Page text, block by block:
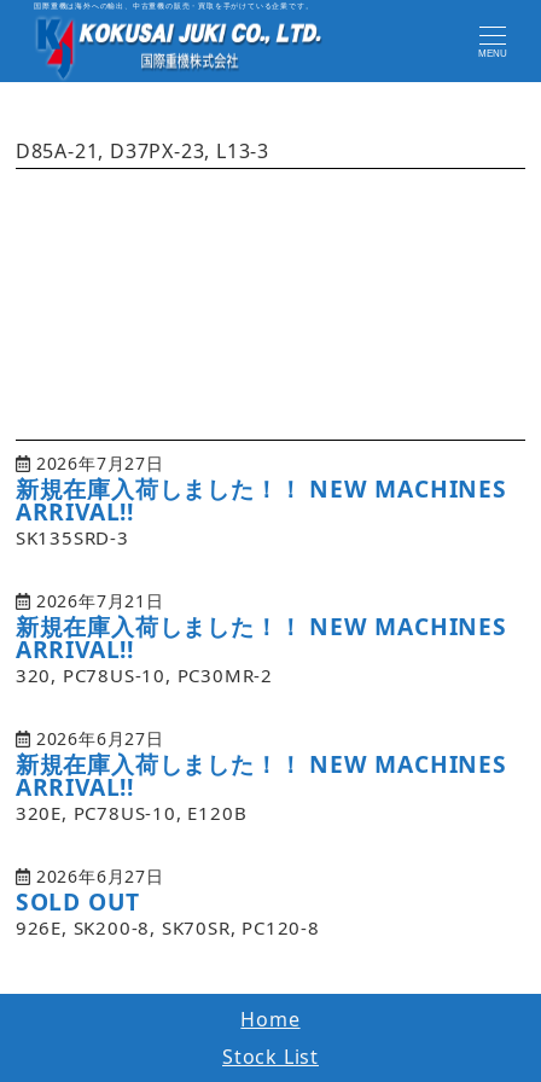
国際重機は海外への輸出、中古重機の販売・買取を手がけている企業です。
MENU
D85A-21, D37PX-23, L13-3
2026年7月27日
新規在庫入荷しました！！ NEW MACHINES
ARRIVAL!!
SK135SRD-3
2026年7月21日
新規在庫入荷しました！！ NEW MACHINES
ARRIVAL!!
320, PC78US-10, PC30MR-2
2026年6月27日
新規在庫入荷しました！！ NEW MACHINES
ARRIVAL!!
320E, PC78US-10, E120B
2026年6月27日
SOLD OUT
926E, SK200-8, SK70SR, PC120-8
Home
Stock List